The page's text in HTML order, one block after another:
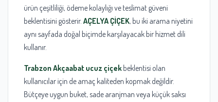
ürün çeşitliliği, ödeme kolaylığı ve teslimat güveni
beklentisini gösterir. AÇELYA ÇİÇEK, bu iki arama niyetini
aynı sayfada doğal biçimde karşılayacak bir hizmet dili
kullanır.
Trabzon Akçaabat ucuz çiçek beklentisi olan
kullanıcılar için de amaç kaliteden kopmak değildir.
Bütçeye uygun buket, sade aranjman veya küçük saksı